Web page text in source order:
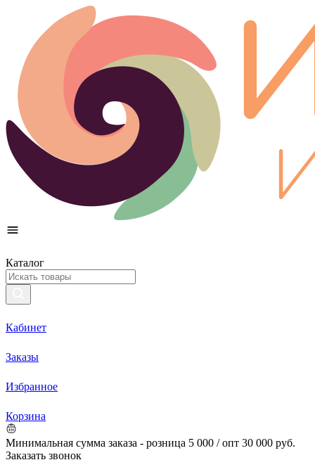
Каталог
Кабинет
Заказы
Избранное
Корзина
Минимальная сумма заказа - розница 5 000 / опт 30 000 руб.
Заказать звонок